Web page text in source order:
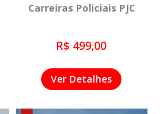
Carreiras Policiais PJC
R$ 499,00
Ver Detalhes